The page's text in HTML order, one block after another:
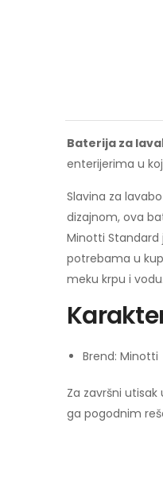
Baterija za
enterijerima u
Slavina za
dizajnom, ova
Minotti Standard
potrebama u
meku krpu i
Brend: Minotti
Za završni
ga pogodnim